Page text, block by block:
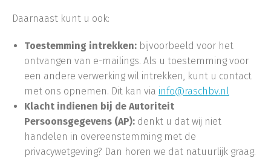
Daarnaast kunt u ook:
Toestemming intrekken: bijvoorbeeld voor het
ontvangen van e-mailings. Als u toestemming voor
een andere verwerking wil intrekken, kunt u contact
met ons opnemen. Dit kan via info@raschbv.nl
Klacht indienen bij de Autoriteit
Persoonsgegevens (AP): denkt u dat wij niet
handelen in overeenstemming met de
privacywetgeving? Dan horen we dat natuurlijk graag.